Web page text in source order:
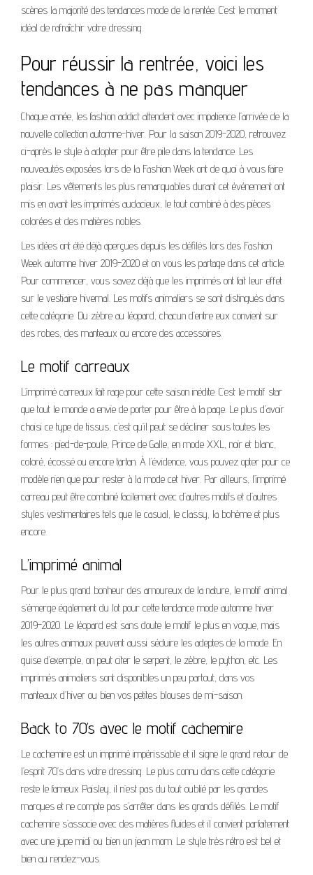
scènes la majorité des tendances mode de la rentée. C’est le moment
idéal de rafraîchir votre dressing.
Pour réussir la rentrée, voici les
tendances à ne pas manquer
Chaque année, les fashion addict attendent avec impatience l’arrivée de la
nouvelle collection automne-hiver. Pour la saison 2019-2020, retrouvez
ci-après le style à adopter pour être pile dans la tendance. Les
nouveautés exposées lors de la Fashion Week ont de quoi à vous faire
plaisir. Les vêtements les plus remarquables durant cet événement ont
mis en avant les imprimés audacieux, le tout combiné à des pièces
colorées et des matières nobles.
Les idées ont été déjà aperçues depuis les défilés lors des Fashion
Week automne hiver 2019-2020 et on vous les partage dans cet article.
Pour commencer, vous savez déjà que les imprimés ont fait leur effet
sur le vestiaire hivernal. Les motifs animaliers se sont distingués dans
cette catégorie. Du zèbre au léopard, chacun d’entre eux convient sur
des robes, des manteaux ou encore des accessoires.
Le motif carreaux
L’imprimé carreaux fait rage pour cette saison inédite. C’est le motif star
que tout le monde a envie de porter pour être à la page. Le plus d’avoir
choisi ce type de tissus, c’est qu’il peut se décliner sous toutes les
formes : pied-de-poule, Prince de Galle, en mode XXL, noir et blanc,
coloré, écossé ou encore tartan. À l’évidence, vous pouvez opter pour ce
modèle rien que pour rester à la mode cet hiver. Par ailleurs, l’imprimé
carreau peut être combiné facilement avec d’autres motifs et d’autres
styles vestimentaires tels que le casual, le classy, la bohème et plus
encore.
L’imprimé animal
Pour le plus grand bonheur des amoureux de la nature, le motif animal
s’émerge également du lot pour cette tendance mode automne hiver
2019-2020. Le léopard est sans doute le motif le plus en vogue, mais
les autres animaux peuvent aussi séduire les adeptes de la mode. En
guise d’exemple, on peut citer le serpent, le zèbre, le python, etc. Les
imprimés animaliers sont disponibles un peu partout, dans vos
manteaux d’hiver ou bien vos petites blouses de mi-saison.
Back to 70’s avec le motif cachemire
Le cachemire est un imprimé impérissable et il signe le grand retour de
l’esprit 70’s dans votre dressing. Le plus connu dans cette catégorie
reste le fameux Paisley, il n’est pas du tout oublié par les grandes
marques et ne compte pas s’arrêter dans les grands défilés. Le motif
cachemire s’associe avec des matières fluides et il convient parfaitement
avec une jupe midi ou bien un jean mom. Le style très rétro est bel et
bien au rendez-vous.